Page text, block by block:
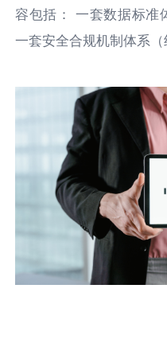
容包括： 一套数据标准
一套安全合规机制体系（